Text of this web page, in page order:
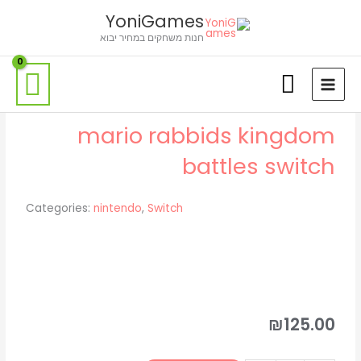
YoniGames
חנות משחקים במחיר יבוא
mario rabbids kingdom
battles switch
Categories: nintendo,Switch
₪125.00